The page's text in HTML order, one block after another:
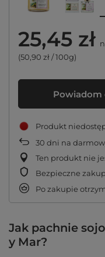
25,45 zł
(50,90 zł / 100g)
Powiadom
Produkt
30 dni na
Ten produkt nie
Bezpieczne
Po zakupie
Jak pachnie
y Mar?